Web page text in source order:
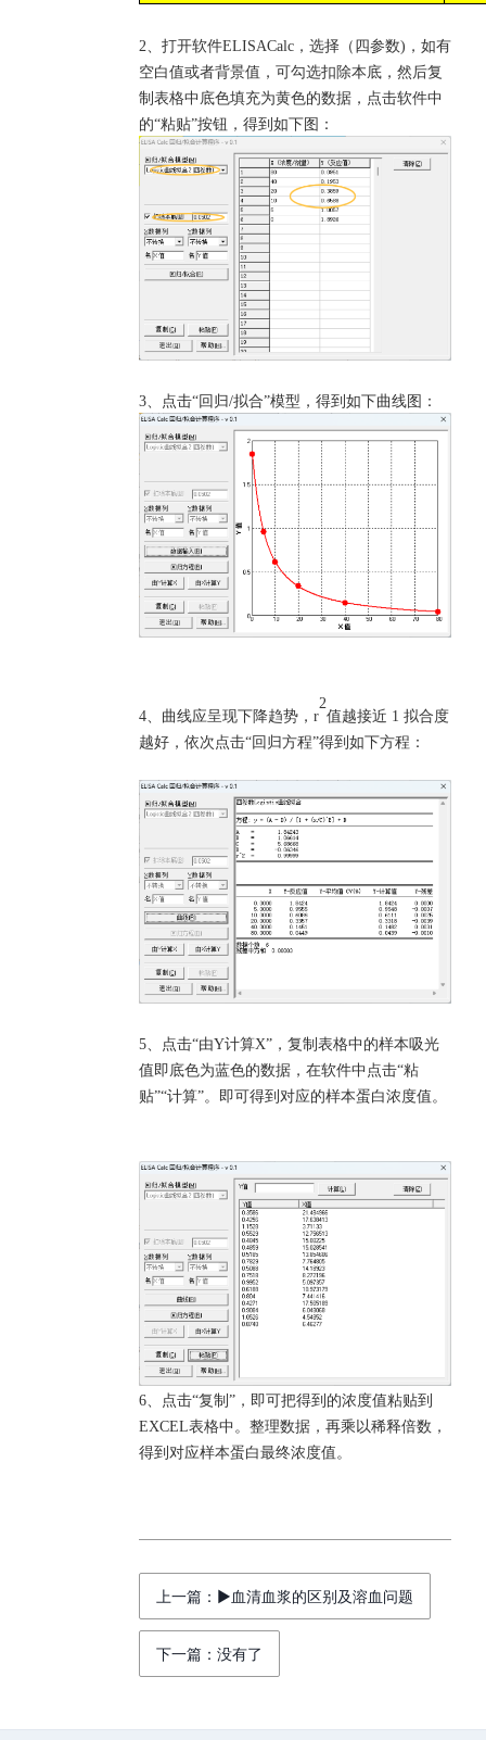
2、 打开软件ELISACalc，选择（四参数)，如有
空白值或者背景值，可勾选扣除本底，然后复
制表格中底色填充为黄色的数据，点击软件中
的“粘贴”按钮，得到如下图：
3、点击“回归/拟合”模型，得到如下曲线图：
4、曲线应呈现下降趋势，r
2
值越接近 1 拟合度
越好，依次点击“回归方程”得到如下方程：
5、点击“由Y计算X”，复制表格中的样本吸光
值即底色为蓝色的数据，在软件中点击“粘
贴”“计算”。即可得到对应的样本蛋白浓度值。
6、点击“复制”，即可把得到的浓度值粘贴到
EXCEL表格中。整理数据，再乘以稀释倍数，
得到对应样本蛋白最终浓度值。
上一篇：▶血清血浆的区别及溶血问题
下一篇：没有了